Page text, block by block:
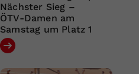
Nächster Sieg –
ÖTV-Damen am
Samstag um Platz 1